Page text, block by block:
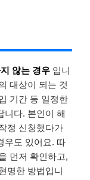
않는 경우 입니
대상이 되는 것
기간 등 일정한
니다. 본인이 해
정 신청했다가
우도 있어요. 따
먼저 확인하고,
명한 방법입니